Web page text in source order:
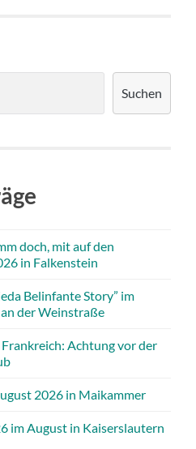
Suchen
doch, mit auf den
in Falkenstein
Belinfante Story” im
der Weinstraße
Achtung vor der
2026 in Maikammer
im August in Kaiserslautern